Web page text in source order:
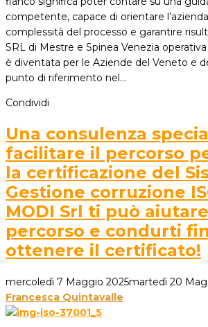
competente, capace di orientare
complessità del processo e garantire
SRL di Mestre e Spinea Venezia
è diventata per le Aziende del Veneto e
punto di riferimento nel…
Condividi
Una consulenza
facilitare il percorso
la certificazione del
Gestione corruzione
MODI Srl ti può
percorso e condurti
ottenere il certificato!
mercoledì 7 Maggio 2025martedì 20
Francesca Quintavalle